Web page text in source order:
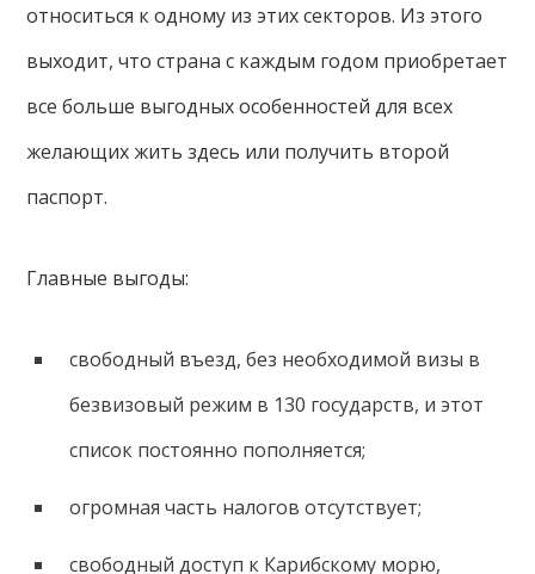
относиться к одному из этих секторов. Из этого
выходит, что страна с каждым годом приобретает
все больше выгодных особенностей для всех
желающих жить здесь или получить второй
паспорт.
Главные выгоды:
свободный въезд, без необходимой визы в
безвизовый режим в 130 государств, и этот
список постоянно пополняется;
огромная часть налогов отсутствует;
свободный доступ к Карибскому морю,